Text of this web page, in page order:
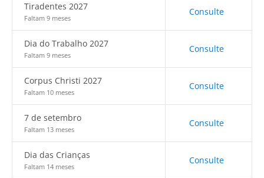
Tiradentes 2027
Faltam 9 meses
Consulte
Dia do Trabalho 2027
Faltam 9 meses
Consulte
Corpus Christi 2027
Faltam 10 meses
Consulte
7 de setembro
Faltam 13 meses
Consulte
Dia das Crianças
Faltam 14 meses
Consulte